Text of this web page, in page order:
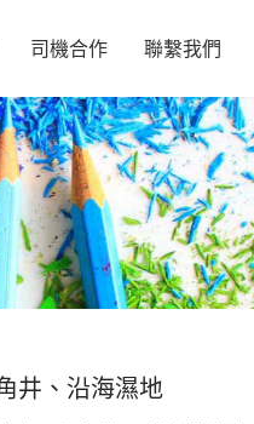
司機合作 聯繫我們
井、沿海濕地